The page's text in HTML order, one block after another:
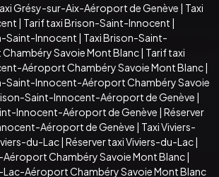
Grésy-sur-Aix-Aéroport de Genève | Taxi
| Tarif taxi Brison-Saint-Innocent |
Saint-Innocent | Taxi Brison-Saint-
Savoie Mont Blanc| Tarif taxi
Aéroport Chambéry Savoie Mont Blanc|
Saint-Innocent-Aéroport Chambéry Savoie
Saint-Innocent-Aéroport de Genève |
Innocent-Aéroport de Genève | Réserver
Aéroport de Genève | Taxi Viviers-
du-Lac| Réserver taxi Viviers-du-Lac|
Aéroport Chambéry Savoie Mont Blanc|
Lac-Aéroport Chambéry Savoie Mont Blanc